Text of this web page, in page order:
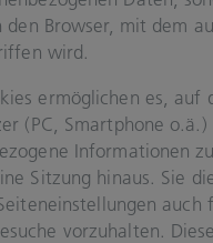
den Brow­ser, mit dem
wird.
er­mög­li­chen es, auf
(PC, Smart­pho­ne
In­for­ma­tio­nen
Sit­zung hin­aus. Sie
auch
vor­zu­hal­ten.